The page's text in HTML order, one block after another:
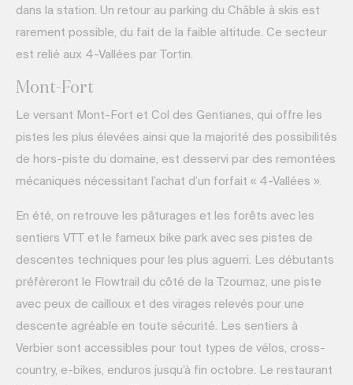
dans la station. Un retour au parking du Châble à skis est
rarement possible, du fait de la faible altitude. Ce secteur
est relié aux 4-Vallées par Tortin.
Mont-Fort
Le versant Mont-Fort et Col des Gentianes, qui offre les
pistes les plus élevées ainsi que la majorité des possibilités
de hors-piste du domaine, est desservi par des remontées
mécaniques nécessitant l’achat d’un forfait « 4-Vallées ».
En été, on retrouve les pâturages et les forêts avec les
sentiers VTT et le fameux bike park avec ses pistes de
descentes techniques pour les plus aguerri. Les débutants
préfèreront le Flowtrail du côté de la Tzoumaz, une piste
avec peux de cailloux et des virages relevés pour une
descente agréable en toute sécurité. Les sentiers à
Verbier sont accessibles pour tout types de vélos, cross-
country, e-bikes, enduros jusqu’à fin octobre. Le restaurant